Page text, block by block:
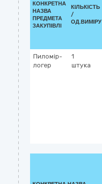
КОНКРЕТНА
НАЗВА
ПРЕДМЕТА
ЗАКУПІВЛІ
КІЛЬКІСТЬ
/
ОД.ВИМІРУ
Пиломір-
логер
1
штука